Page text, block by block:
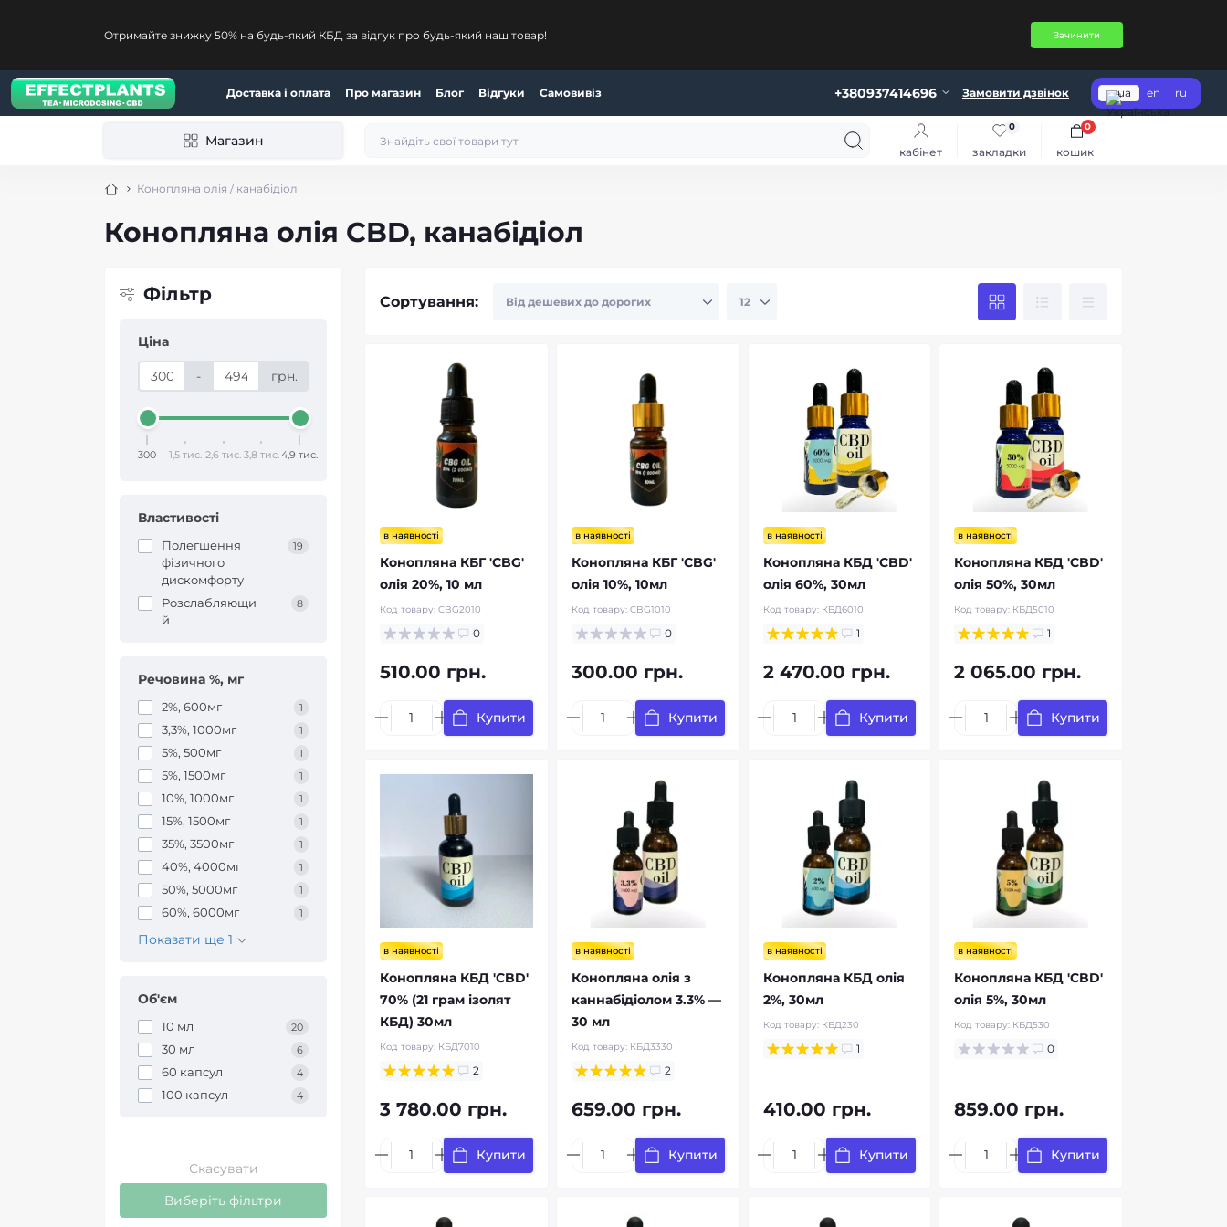
Отримайте знижку 50% на будь-який КБД за відгук про будь-який наш товар! Зачинити
Доставка і оплата Про магазин Блог Відгуки Самовивіз +380937414696 Замовити дзвінок ua en ru
Магазин
кабінет закладки
0
кошик
0
Конопляна олія / канабідіол
Конопляна олія CBD, канабідіол
Фільтр
Ціна
- грн.
300 1,5 тис. 2,6 тис. 3,8 тис.4,9 тис.
Властивості
Полегшення
фізичного
дискомфорту
19
Розслабляющи
й
8
Речовина %, мг
2%, 600мг 1
3,3%, 1000мг 1
5%, 500мг 1
5%, 1500мг 1
10%, 1000мг 1
15%, 1500мг 1
35%, 3500мг 1
40%, 4000мг 1
50%, 5000мг 1
60%, 6000мг 1
Показати ще 1
Об'єм
10 мл 20
30 мл 6
60 капсул 4
100 капсул 4
Скасувати
Виберіть фільтри
Сортування:
в наявності
Конопляна КБГ 'CBG'
олія 20%, 10 мл
Код товару: CBG2010
0
510.00 грн.
Купити
в наявності
Конопляна КБГ 'CBG'
олія 10%, 10мл
Код товару: CBG1010
0
300.00 грн.
Купити
в наявності
Конопляна КБД 'CBD'
олія 60%, 30мл
Код товару: КБД6010
1
2 470.00 грн.
Купити
в наявності
Конопляна КБД 'CBD'
олія 50%, 30мл
Код товару: КБД5010
1
2 065.00 грн.
Купити
в наявності
Конопляна КБД 'CBD'
70% (21 грам ізолят
КБД) 30мл
Код товару: КБД7010
2
3 780.00 грн.
Купити
в наявності
Конопляна олія з
каннабідіолом 3.3% —
30 мл
Код товару: КБД3330
2
659.00 грн.
Купити
в наявності
Конопляна КБД олія
2%, 30мл
Код товару: КБД230
1
410.00 грн.
Купити
в наявності
Конопляна КБД 'CBD'
олія 5%, 30мл
Код товару: КБД530
0
859.00 грн.
Купити